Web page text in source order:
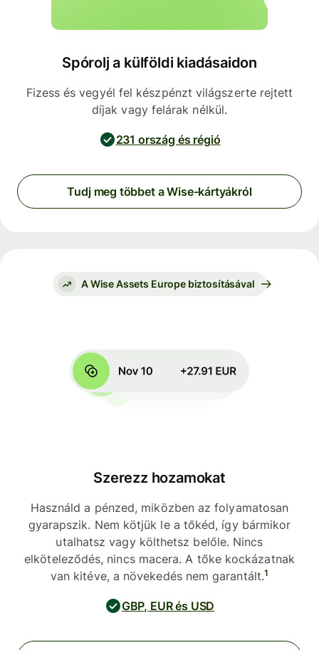
Spórolj a külföldi kiadásaidon
Fizess és vegyél fel készpénzt világszerte rejtett
díjak vagy felárak nélkül.
231 ország és régió
Tudj meg többet a Wise-kártyákról
A Wise Assets Europe biztosításával
Szerezz hozamokat
Használd a pénzed, miközben az folyamatosan
gyarapszik. Nem kötjük le a tőkéd, így bármikor
utalhatsz vagy költhetsz belőle. Nincs
elköteleződés, nincs macera. A tőke kockázatnak
van kitéve, a növekedés nem garantált.1
GBP, EUR és USD